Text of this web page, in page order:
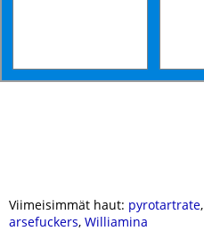
Viimeisimmät haut: pyrotartrate,
arsefuckers, Williamina